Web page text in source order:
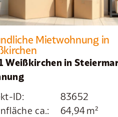
Mietwohnung in
Weißkirchen in
ID:
83652
ca.:
64,94 m²